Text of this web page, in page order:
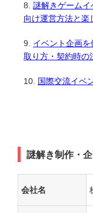
謎解きゲーム
向け運営方法と楽
イベント企画
取り方・契約時の
国際交流イベ
謎解き制作・
会社名